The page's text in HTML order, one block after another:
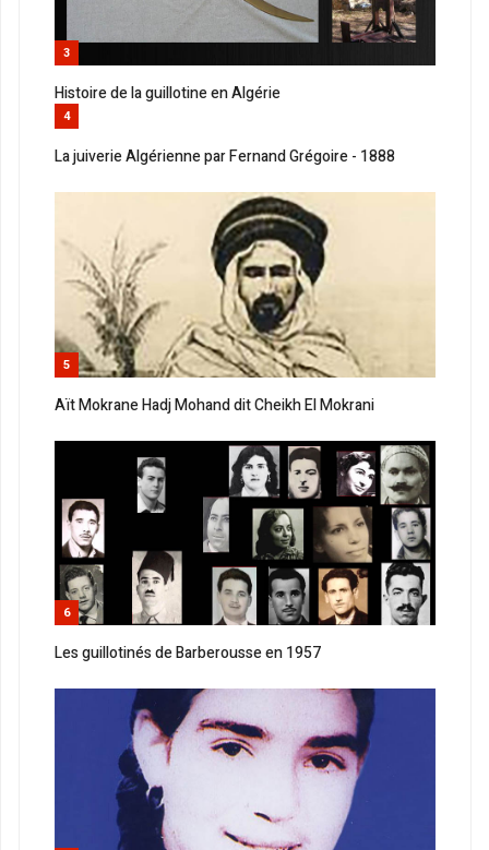
3
Histoire de la guillotine en Algérie
4
La juiverie Algérienne par Fernand Grégoire - 1888
5
Aït Mokrane Hadj Mohand dit Cheikh El Mokrani
6
Les guillotinés de Barberousse en 1957